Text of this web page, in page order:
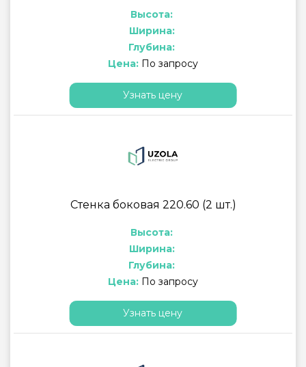
Высота:
Ширина:
Глубина:
Цена: По запросу
Узнать цену
Стенка боковая 220.60 (2 шт.)
Высота:
Ширина:
Глубина:
Цена: По запросу
Узнать цену